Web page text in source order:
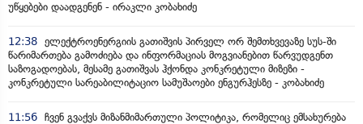
უწყებები დაადგენენ - ირაკლი კობახიძე
12:38 ელექტროენერგიის გათიშვის პირველ ორ შემთხვევაზე სუს-ში
წარიმართება გამოძიება და ინფორმაციას მოგვიანებით წარვუდგენთ
საზოგადოებას, მესამე გათიშვას ჰქონდა კონკრეტული მიზეზი -
კონკრეტული სარეაბილიტაციო სამუშაოები ენგურჰესზე - კობახიძე
11:56 ჩვენ გვაქვს მიზანმიმართული პოლიტიკა, რომელიც ემსახურება